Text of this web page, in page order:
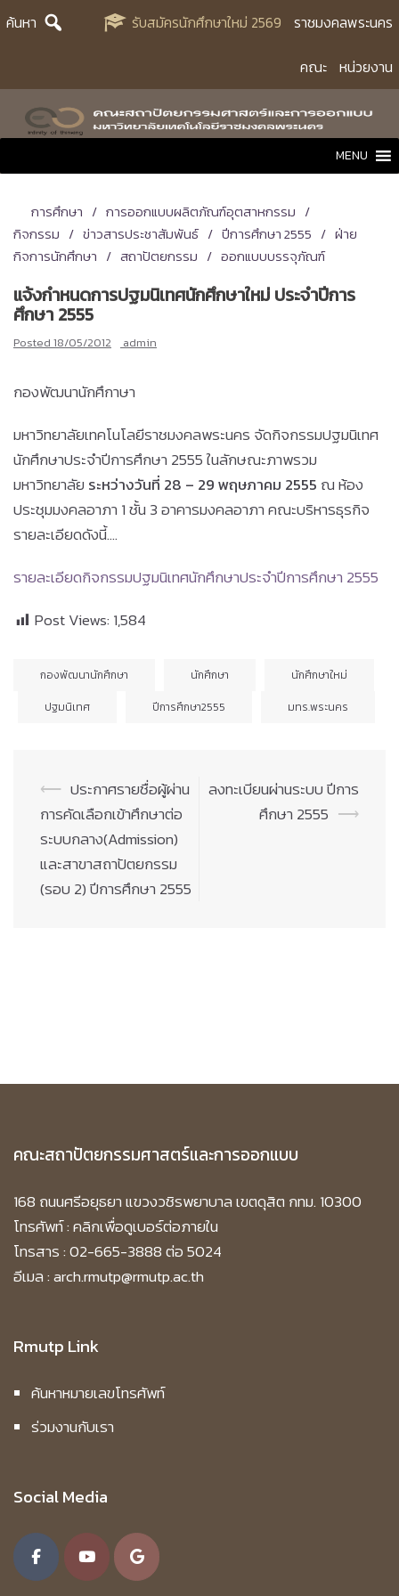
Skipค้นหา รับสมัครนักศึกษาใหม่ 2569 ราชมงคลพระนคร
คณะ หน่วยงาน
MENU
การศึกษา
การออกแบบผลิตภัณฑ์อุตสาหกรรม
กิจกรรม
ข่าวสารประชาสัมพันธ์ ปีการศึกษา 2555
ฝ่าย
กิจการนักศึกษา
สถาปัตยกรรม ออกแบบบรรจุภัณฑ์
แจ้งกำหนดการปฐมนิเทศนักศึกษาใหม่ ประจำปีการ
ศึกษา 2555
Posted 18/05/2012 admin
กองพัฒนานักศึกาษา
มหาวิทยาลัยเทคโนโลยีราชมงคลพระนคร จัดกิจกรรมปฐมนิเทศ
นักศึกษาประจำปีการศึกษา 2555 ในลักษณะภาพรวม
มหาวิทยาลัย ระหว่างวันที่ 28 – 29 พฤษภาคม 2555 ณ ห้อง
ประชุมมงคลอาภา 1 ชั้น 3 อาคารมงคลอาภา คณะบริหารธุรกิจ
รายละเอียดดังนี้….
รายละเอียดกิจกรรมปฐมนิเทศนักศึกษาประจำปีการศึกษา 2555
Post Views: 1,584
กองพัฒนานักศึกษา นักศึกษา
นักศึกษาใหม่
ปฐมนิเทศ
ปีการศึกษา2555 มทร.พระนคร
Post
navigation
⟵ ประกาศรายชื่อผู้ผ่าน
การคัดเลือกเข้าศึกษาต่อ
ระบบกลาง(Admission)
และสาขาสถาปัตยกรรม
(รอบ 2) ปีการศึกษา 2555
ลงทะเบียนผ่านระบบ ปีการ
ศึกษา 2555 ⟶
คณะสถาปัตยกรรมศาสตร์และการออกแบบ
168 ถนนศรีอยุธยา แขวงวชิรพยาบาล เขตดุสิต กทม. 10300
โทรศัพท์ :คลิกเพื่อดูเบอร์ต่อภายใน
โทรสาร : 02-665-3888 ต่อ 5024
อีเมล : arch.rmutp@rmutp.ac.th
Rmutp Link
ค้นหาหมายเลขโทรศัพท์
ร่วมงานกับเรา
Social Media